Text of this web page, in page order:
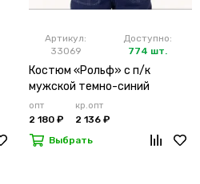
Артикул:
33069
Доступно:
774 шт.
Костюм «Рольф» с п/к
мужской темно-синий
опт
2 180 ₽
кр.опт
2 136 ₽
Выбрать